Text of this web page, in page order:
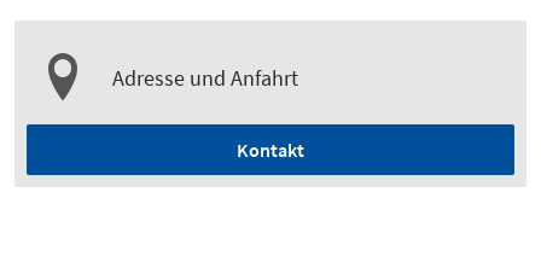
Adresse und Anfahrt
Kontakt